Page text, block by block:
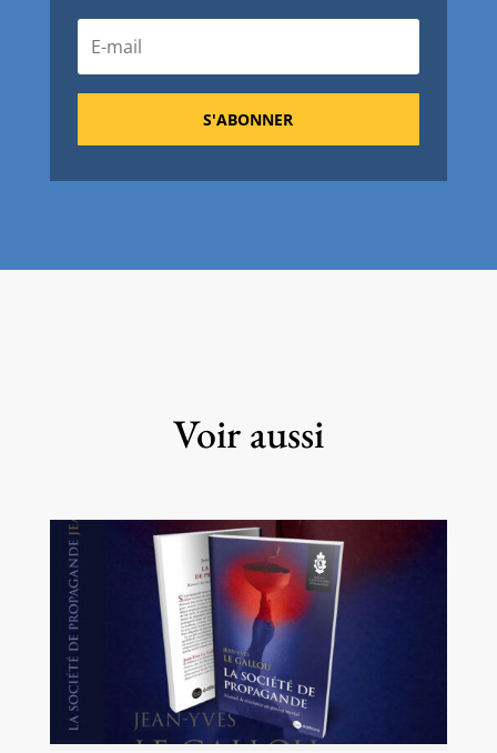
S'ABONNER
Voir aussi